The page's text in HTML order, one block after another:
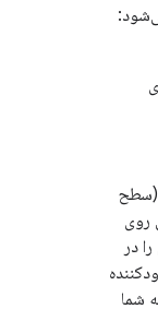
برای برنامه‌های فوری Android که Android 8.0 (سطح
در
شما